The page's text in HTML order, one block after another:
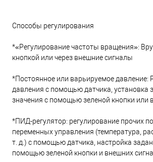
Способы регулирования
*«Регулирование частоты вращения»:
кнопкой или через внешние сигналы
*Постоянное или варьируемое давление:
давления с помощью датчика, установка
значения с помощью зеленой кнопки или
*ПИД-регулятор: регулирование прочих
переменных управления (температура,
т. д.) с помощью датчика, настройка
помощью зеленой кнопки и внешних